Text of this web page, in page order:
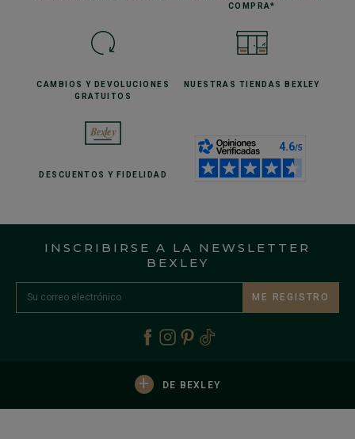
COMPRA*
CAMBIOS Y DEVOLUCIONES
GRATUITOS
NUESTRAS TIENDAS BEXLEY
DESCUENTOSY FIDELIDAD
INSCRIBIRSE A LA NEWSLETTER
BEXLEY
ME REGISTRO
+ DE BEXLEY